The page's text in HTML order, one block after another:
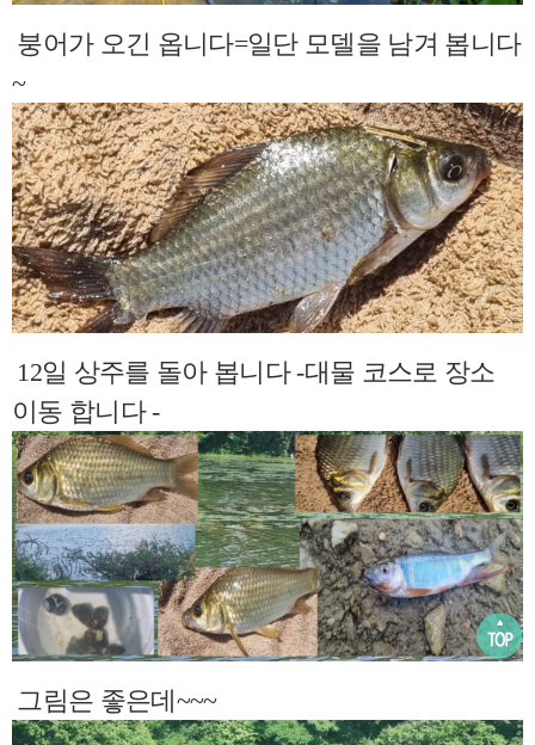
붕어가 오긴 옵니다=일단 모델을 남겨 봅니다
~
12일 상주를 돌아 봅니다 -대물 코스로 장소
이동 합니다 -
그림은 좋은데~~~